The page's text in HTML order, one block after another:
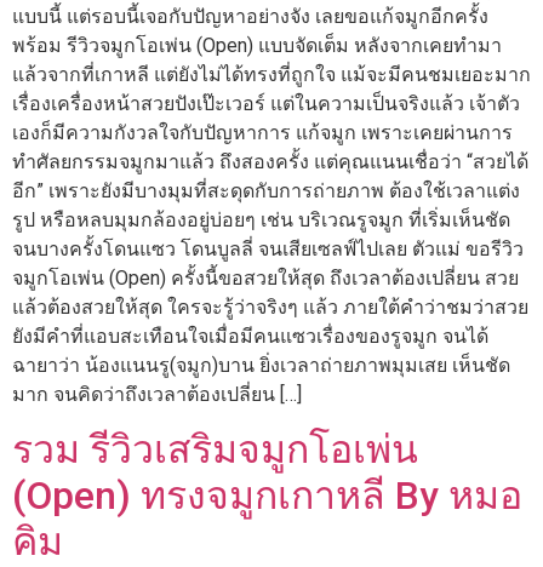
แบบนี้ แต่รอบนี้เจอกับปัญหาอย่างจัง เลยขอแก้จมูกอีกครั้ง
พร้อม รีวิวจมูกโอเพ่น (Open) แบบจัดเต็ม หลังจากเคยทำมา
แล้วจากที่เกาหลี แต่ยังไม่ได้ทรงที่ถูกใจ แม้จะมีคนชมเยอะมาก
เรื่องเครื่องหน้าสวยปังเป๊ะเวอร์ แต่ในความเป็นจริงแล้ว เจ้าตัว
เองก็มีความกังวลใจกับปัญหาการ แก้จมูก เพราะเคยผ่านการ
ทำศัลยกรรมจมูกมาแล้ว ถึงสองครั้ง แต่คุณแนนเชื่อว่า “สวยได้
อีก” เพราะยังมีบางมุมที่สะดุดกับการถ่ายภาพ ต้องใช้เวลาแต่ง
รูป หรือหลบมุมกล้องอยู่บ่อยๆ เช่น บริเวณรูจมูก ที่เริ่มเห็นชัด
จนบางครั้งโดนแซว โดนบูลลี่ จนเสียเซลฟ์ไปเลย ตัวแม่ ขอรีวิว
จมูกโอเพ่น (Open) ครั้งนี้ขอสวยให้สุด ถึงเวลาต้องเปลี่ยน สวย
แล้วต้องสวยให้สุด ใครจะรู้ว่าจริงๆ แล้ว ภายใต้คำว่าชมว่าสวย
ยังมีคำที่แอบสะเทือนใจเมื่อมีคนแซวเรื่องของรูจมูก จนได้
ฉายาว่า น้องแนนรู(จมูก)บาน ยิ่งเวลาถ่ายภาพมุมเสย เห็นชัด
มาก จนคิดว่าถึงเวลาต้องเปลี่ยน […]
รวม รีวิวเสริมจมูกโอเพ่น
(Open) ทรงจมูกเกาหลี By หมอ
คิม